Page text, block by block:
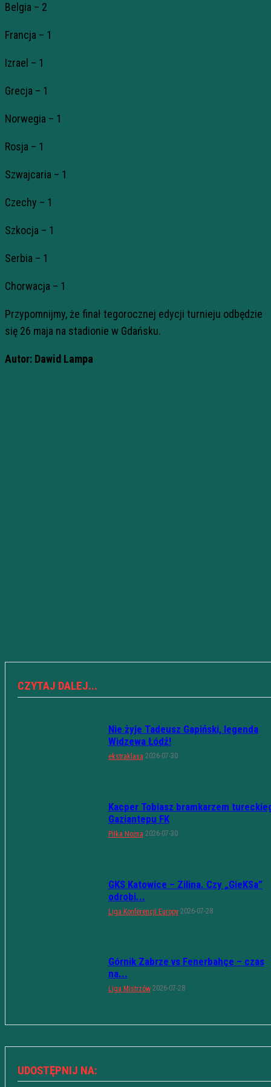
Belgia – 2
Francja – 1
Izrael – 1
Grecja – 1
Norwegia – 1
Rosja – 1
Szwajcaria – 1
Czechy – 1
Szkocja – 1
Serbia – 1
Chorwacja – 1
Przypomnijmy, że finał tegorocznej edycji turnieju odbędzie
się 26 maja na stadionie w Gdańsku.
Autor: Dawid Lampa
CZYTAJ DALEJ...
Nie żyje Tadeusz Gapiński, legenda
Widzewa Łódź!
ekstraklasa 2026-07-30
Kacper Tobiasz bramkarzem
Gaziantepu FK
Piłka Nożna 2026-07-30
GKS Katowice – Zilina. Czy „GieKSa”
odrobi...
Liga Konferencji Europy 2026-07-28
Górnik Zabrze vs Fenerbahçe – czas
na...
Liga Mistrzów 2026-07-28
UDOSTĘPNIJ NA: